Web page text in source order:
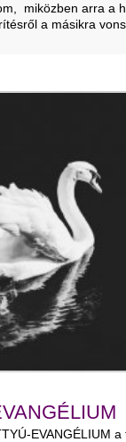
miközben arra a
a másikra
a